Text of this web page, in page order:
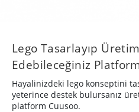
Lego Tasarlayıp
Edebileceğiniz
Hayalinizdeki lego konseptini
yeterince destek bulursanız
platform Cuusoo.